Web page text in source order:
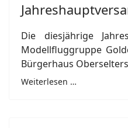
Die diesjährige
Modellfluggruppe
Bürgerhaus
Weiterlesen …